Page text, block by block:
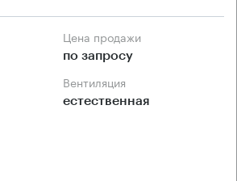
Цена продажи
по запросу
Вентиляция
естественная